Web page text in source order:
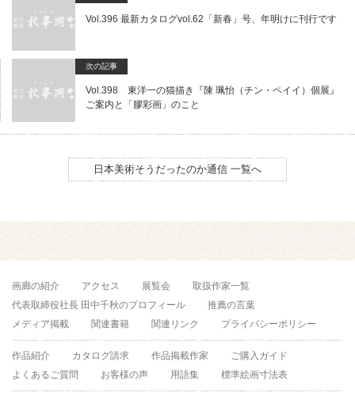
Vol.396 最新カタログvol.62「新春」号、年明けに刊行です
次の記事
Vol.398 東洋一の猫描き『陳 珮怡（チン・ペイイ）個展』
ご案内と「膠彩画」のこと
日本美術そうだったのか通信 一覧へ
画廊の紹介 アクセス 展覧会
取扱作家一覧
代表取締役社長 田中千秋のプロフィール
推薦の言葉
メディア掲載
関連書籍 関連リンク プライバシーポリシー
作品紹介 カタログ請求 作品掲載作家
ご購入ガイド
よくあるご質問
お客様の声 用語集 標準絵画寸法表